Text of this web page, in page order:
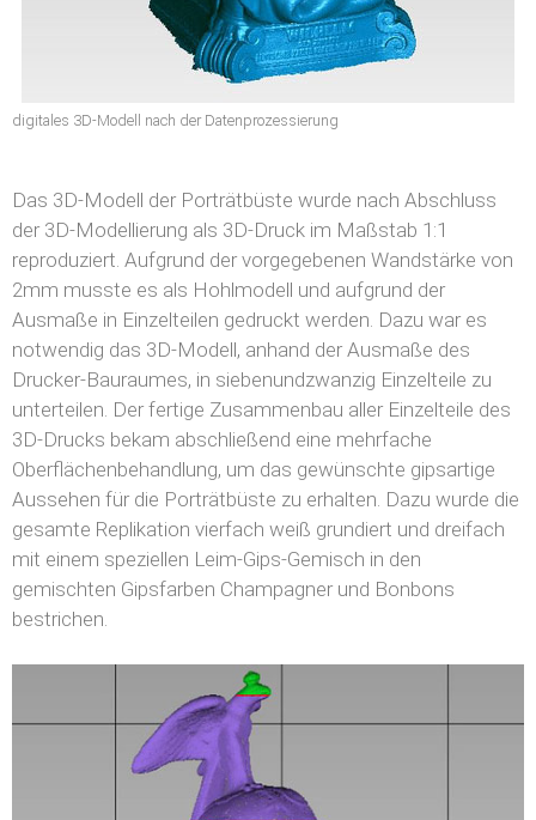
digitales 3D-Modell nach der Datenprozessierung
Das 3D-Modell der Porträtbüste wurde nach Abschluss
der 3D-Modellierung als 3D-Druck im Maßstab 1:1
reproduziert. Aufgrund der vorgegebenen Wandstärke von
2mm musste es als Hohlmodell und aufgrund der
Ausmaße in Einzelteilen gedruckt werden. Dazu war es
notwendig das 3D-Modell, anhand der Ausmaße des
Drucker-Bauraumes, in siebenundzwanzig Einzelteile zu
unterteilen. Der fertige Zusammenbau aller Einzelteile des
3D-Drucks bekam abschließend eine mehrfache
Oberflächenbehandlung, um das gewünschte gipsartige
Aussehen für die Porträtbüste zu erhalten. Dazu wurde die
gesamte Replikation vierfach weiß grundiert und dreifach
mit einem speziellen Leim-Gips-Gemisch in den
gemischten Gipsfarben Champagner und Bonbons
bestrichen.